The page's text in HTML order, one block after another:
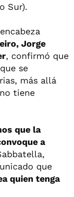
Sur).
Jorge
, confirmó que
se
más allá
tiene
que la
a
que
quien tenga